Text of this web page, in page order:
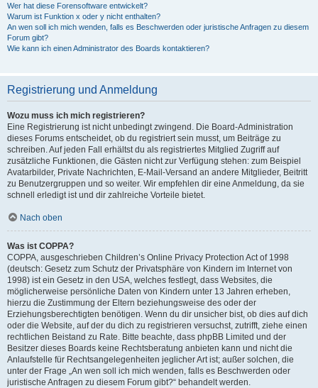
Wer hat diese Forensoftware entwickelt?
Warum ist Funktion x oder y nicht enthalten?
An wen soll ich mich wenden, falls es Beschwerden oder juristische Anfragen zu diesem
Forum gibt?
Wie kann ich einen Administrator des Boards kontaktieren?
Registrierung und Anmeldung
Wozu muss ich mich registrieren?
Eine Registrierung ist nicht unbedingt zwingend. Die Board-Administration
dieses Forums entscheidet, ob du registriert sein musst, um Beiträge zu
schreiben. Auf jeden Fall erhältst du als registriertes Mitglied Zugriff auf
zusätzliche Funktionen, die Gästen nicht zur Verfügung stehen: zum Beispiel
Avatarbilder, Private Nachrichten, E-Mail-Versand an andere Mitglieder, Beitritt
zu Benutzergruppen und so weiter. Wir empfehlen dir eine Anmeldung, da sie
schnell erledigt ist und dir zahlreiche Vorteile bietet.
Nach oben
Was ist COPPA?
COPPA, ausgeschrieben Children’s Online Privacy Protection Act of 1998
(deutsch: Gesetz zum Schutz der Privatsphäre von Kindern im Internet von
1998) ist ein Gesetz in den USA, welches festlegt, dass Websites, die
möglicherweise persönliche Daten von Kindern unter 13 Jahren erheben,
hierzu die Zustimmung der Eltern beziehungsweise des oder der
Erziehungsberechtigten benötigen. Wenn du dir unsicher bist, ob dies auf dich
oder die Website, auf der du dich zu registrieren versuchst, zutrifft, ziehe einen
rechtlichen Beistand zu Rate. Bitte beachte, dass phpBB Limited und der
Besitzer dieses Boards keine Rechtsberatung anbieten kann und nicht die
Anlaufstelle für Rechtsangelegenheiten jeglicher Art ist; außer solchen, die
unter der Frage „An wen soll ich mich wenden, falls es Beschwerden oder
juristische Anfragen zu diesem Forum gibt?“ behandelt werden.